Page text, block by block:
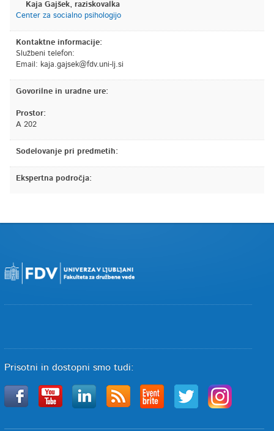
Kaja Gajšek, raziskovalka
Center za socialno psihologijo
Kontaktne informacije:
Službeni telefon:
Email: is.jl-inu.vdf@kesjag.ajak
Govorilne in uradne ure:
Prostor:
A 202
Sodelovanje pri predmetih:
Ekspertna področja:
Prisotni in dostopni smo tudi: